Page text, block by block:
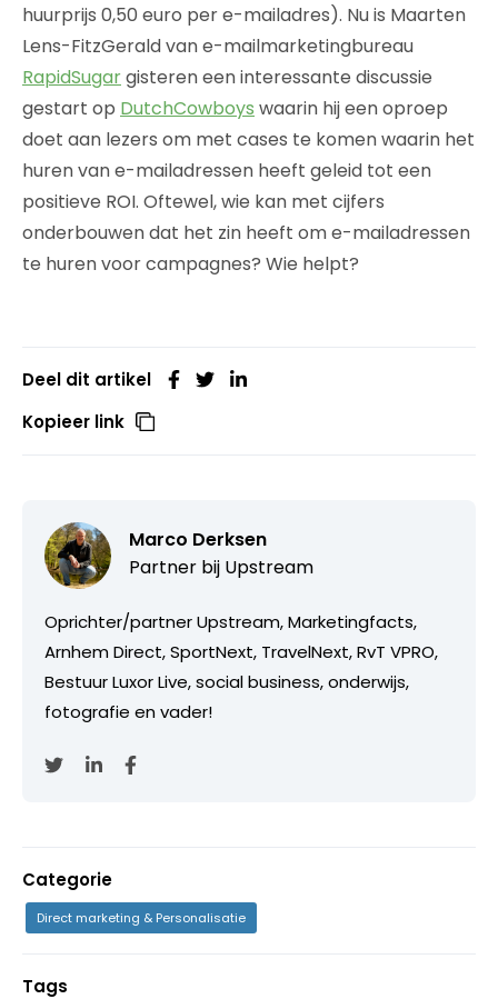
huurprijs 0,50 euro per e-mailadres). Nu is Maarten
Lens-FitzGerald van e-mailmarketingbureau
RapidSugargisteren een interessante discussie
gestart op DutchCowboys waarin hij een oproep
doet aan lezers om met cases te komen waarin het
huren van e-mailadressen heeft geleid tot een
positieve ROI. Oftewel, wie kan met cijfers
onderbouwen dat het zin heeft om e-mailadressen
te huren voor campagnes? Wie helpt?
Deel dit artikel
Kopieer link
Marco Derksen
Partner bij Upstream
Oprichter/partner Upstream, Marketingfacts,
Arnhem Direct, SportNext, TravelNext, RvT VPRO,
Bestuur Luxor Live, social business, onderwijs,
fotografie en vader!
Categorie
Direct marketing & Personalisatie
Tags